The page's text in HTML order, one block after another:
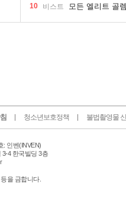
10 비스트 모든 엘리트 골
청소년보호정책 불법촬영물
: 인벤(INVEN)
3-4 한국빌딩 3층
을 금합니다.